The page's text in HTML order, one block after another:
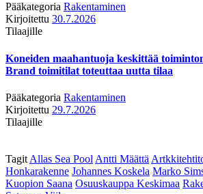
Pääkategoria Rakentaminen
Kirjoitettu 30.7.2026
Tilaajille
Koneiden maahantuoja keskittää
Brand toimitilat toteuttaa uutta tilaa
Pääkategoria Rakentaminen
Kirjoitettu 29.7.2026
Tilaajille
Tagit Allas Sea Pool Antti Määttä
Honkarakenne Johannes Koskela Marko
Kuopion Saana Osuuskauppa Keskimaa